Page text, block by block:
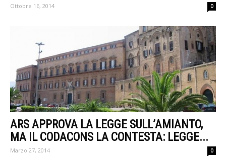
Ottobre 16, 2014 0
ARS APPROVA LA LEGGE SULL’AMIANTO,
MA IL CODACONS LA CONTESTA: LEGGE...
Marzo 27, 2014 0